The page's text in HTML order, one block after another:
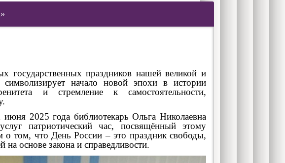
праздников нашей великой и
начало новой эпохи в истории
и стремление к самостоятельности,
2025 года библиотекарь Ольга Николаевна
патриотический час, посвящённый этому
о том, что День России – это праздник свободы,
основе закона и справедливости.